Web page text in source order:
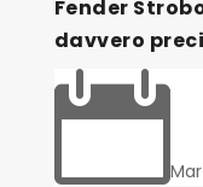
Fender
davvero
